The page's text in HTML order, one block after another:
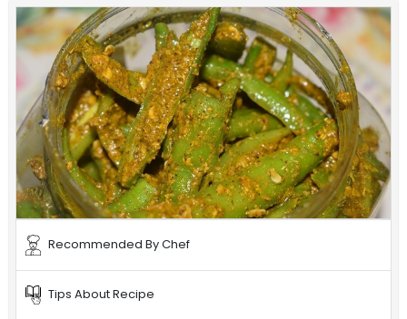
Recommended By Chef
Tips About Recipe